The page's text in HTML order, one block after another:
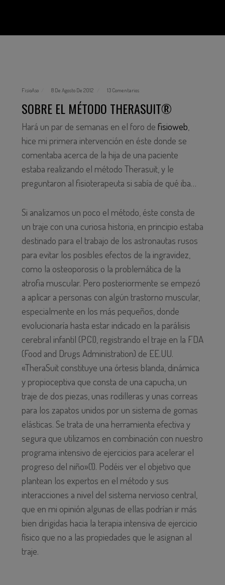
FisioAso 8 De Agosto De 2012 13 Comentarios
SOBRE EL MÉTODO THERASUIT®
Hará un par de semanas en el foro de fisioweb,
hice mi primera intervención en éste donde se
comentaba acerca de la hija de una paciente
estaba realizando el método Therasuit, y le
preguntaron al fisioterapeuta si sabía de qué iba…
Si analizamos un poco el método, éste consta de
un traje con una curiosa historia, en principio estaba
destinado para el trabajo de los astronautas rusos
para evitar los posibles efectos de la ingravidez,
como la osteoporosis o la problemática de la
atrofia muscular. Pero posteriormente se empezó
a aplicar a personas con algún trastorno muscular,
especialmente en los más pequeños, donde
evolucionaría hasta estar indicado en la parálisis
cerebral infantil (PCI), registrando el traje en la FDA
(Food and Drugs Administration) de EE.UU.
«TheraSuit constituye una órtesis blanda, dinámica
y propioceptiva que consta de una capucha, un
traje de dos piezas, unas rodilleras y unas correas
para los zapatos unidos por un sistema de gomas
elásticas. Se trata de una herramienta efectiva y
segura que utilizamos en combinación con nuestro
programa intensivo de ejercicios para acelerar el
progreso del niño»(1). Podéis ver el objetivo que
plantean los expertos en el método y sus
interacciones a nivel del sistema nervioso central,
que en mi opinión algunas de ellas podrían ir más
bien dirigidas hacia la terapia intensiva de ejercicio
físico que no a las propiedades que le asignan al
traje.